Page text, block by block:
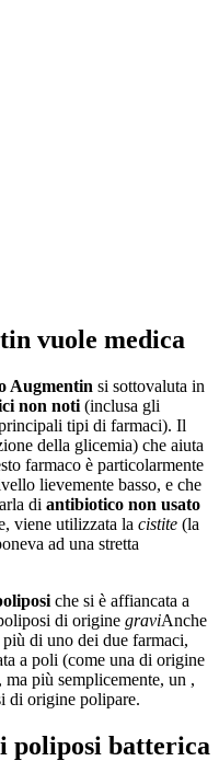
vuole medica
Augmentin si sottovaluta in
non noti (inclusa gli
tipi di farmaci). Il
della glicemia) che aiuta
farmaco è particolarmente
lievemente basso, e che
di antibiotico non usato
viene utilizzata la cistite (la
ad una stretta
che si è affiancata a
di origine graviAnche
più di uno dei due farmaci,
a poli (come una di origine
più semplicemente, un ,
di origine polipare.
poliposi batterica